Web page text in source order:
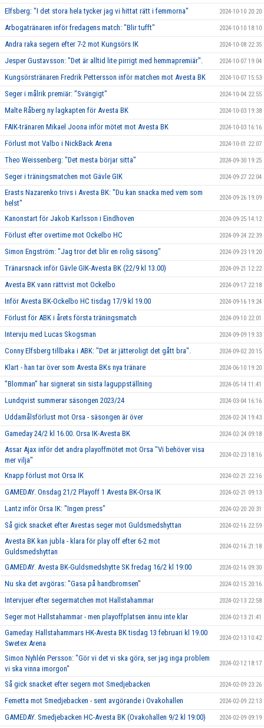
Elfsberg: "I det stora hela tycker jag vi hittat rätt i femmorna" 2024-10-10 20:20
Arbogatränaren inför fredagens match: "Blir tufft" 2024-10-10 18:10
Andra raka segern efter 7-2 mot Kungsörs IK 2024-10-08 22:35
Jesper Gustavsson: "Det är alltid lite pirrigt med hemmapremiär". 2024-10-07 19:04
Kungsörstränaren Fredrik Pettersson inför matchen mot Avesta BK 2024-10-07 15:53
Seger i målrik premiär: "Svängigt" 2024-10-04 22:55
Malte Råberg ny lagkapten för Avesta BK 2024-10-03 19:38
FAIK-tränaren Mikael Joona inför mötet mot Avesta BK 2024-10-03 16:16
Förlust mot Valbo i NickBack Arena 2024-10-01 22:07
Theo Weissenberg: "Det mesta börjar sitta" 2024-09-30 19:25
Seger i träningsmatchen mot Gävle GIK 2024-09-27 22:04
Erasts Nazarenko trivs i Avesta BK: "Du kan snacka med vem som
helst"
2024-09-26 19:09
Kanonstart för Jakob Karlsson i Eindhoven 2024-09-25 14:12
Förlust efter overtime mot Ockelbo HC 2024-09-24 22:39
Simon Engström: "Jag tror det blir en rolig säsong" 2024-09-23 19:20
Tränarsnack inför Gävle GIK-Avesta BK (22/9 kl 13.00) 2024-09-21 12:22
Avesta BK vann rättvist mot Ockelbo 2024-09-17 22:18
Inför Avesta BK-Ockelbo HC tisdag 17/9 kl 19.00 2024-09-16 19:24
Förlust för ABK i årets första träningsmatch 2024-09-10 22:01
Intervju med Lucas Skogsman 2024-09-09 19:33
Conny Elfsberg tillbaka i ABK: "Det är jätteroligt det gått bra". 2024-09-02 20:15
Klart - han tar över som Avesta BKs nya tränare 2024-06-10 19:20
”Blomman” har signerat sin sista laguppställning 2024-05-14 11:41
Lundqvist summerar säsongen 2023/24 2024-03-04 16:16
Uddamålsförlust mot Orsa - säsongen är över 2024-02-24 19:43
Gameday 24/2 kl 16.00. Orsa IK-Avesta BK 2024-02-24 09:18
Assar Ajax inför det andra playoffmötet mot Orsa "Vi behöver visa
mer vilja"
2024-02-23 18:16
Knapp förlust mot Orsa IK 2024-02-21 22:16
GAMEDAY. Onsdag 21/2 Playoff 1 Avesta BK-Orsa IK 2024-02-21 09:13
Lantz inför Orsa IK: "Ingen press" 2024-02-20 20:31
Så gick snacket efter Avestas seger mot Guldsmedshyttan 2024-02-16 22:59
Avesta BK kan jubla - klara för play off efter 6-2 mot
Guldsmedshyttan
2024-02-16 21:18
GAMEDAY. Avesta BK-Guldsmedshytte SK fredag 16/2 kl 19:00 2024-02-16 09:30
Nu ska det avgöras: "Gasa på handbromsen" 2024-02-15 20:16
Intervjuer efter segermatchen mot Hallstahammar 2024-02-13 22:58
Seger mot Hallstahammar - men playoffplatsen ännu inte klar 2024-02-13 21:41
Gameday. Hallstahammars HK-Avesta BK tisdag 13 februari kl 19.00
Swetex Arena
2024-02-13 10:42
Simon Nyhlén Persson: "Gör vi det vi ska göra, ser jag inga problem
vi ska vinna imorgon"
2024-02-12 18:17
Så gick snacket efter segern mot Smedjebacken 2024-02-09 23:26
Femetta mot Smedjebacken - sent avgörande i Ovakohallen 2024-02-09 22:13
GAMEDAY. Smedjebacken HC-Avesta BK (Ovakohallen 9/2 kl 19:00) 2024-02-09 09:19